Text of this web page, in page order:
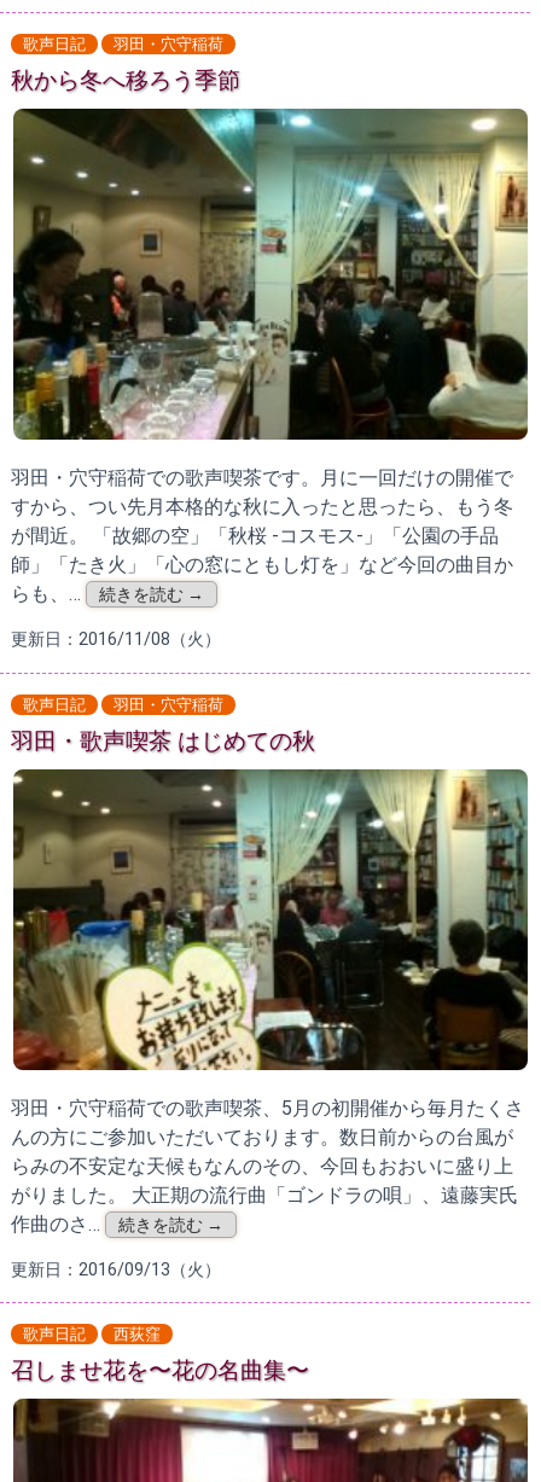
歌声日記 羽田・穴守稲荷
秋から冬へ移ろう季節
羽田・穴守稲荷での歌声喫茶です。月に一回だけの開催で
すから、つい先月本格的な秋に入ったと思ったら、もう冬
が間近。 「故郷の空」「秋桜 -コスモス-」「公園の手品
師」「たき火」「心の窓にともし灯を」など今回の曲目か
らも、…
続きを読む →
更新日：2016/11/08（火）
歌声日記 羽田・穴守稲荷
羽田・歌声喫茶 はじめての秋
羽田・穴守稲荷での歌声喫茶、5月の初開催から毎月たくさ
んの方にご参加いただいております。数日前からの台風が
らみの不安定な天候もなんのその、今回もおおいに盛り上
がりました。 大正期の流行曲「ゴンドラの唄」、遠藤実氏
作曲のさ…
続きを読む →
更新日：2016/09/13（火）
歌声日記 西荻窪
召しませ花を〜花の名曲集〜